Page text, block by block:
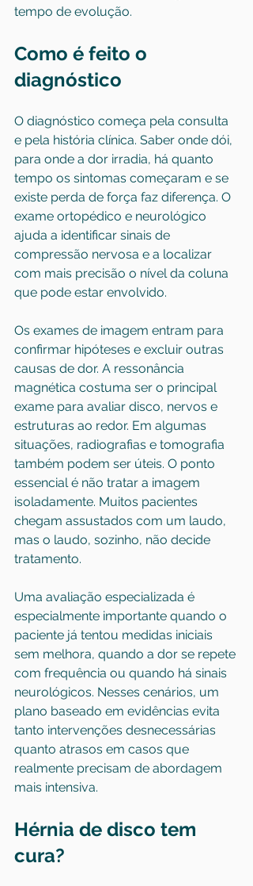
tempo de evolução.
Como é feito o
diagnóstico
O diagnóstico começa pela consulta
e pela história clínica. Saber onde dói,
para onde a dor irradia, há quanto
tempo os sintomas começaram e se
existe perda de força faz diferença. O
exame ortopédico e neurológico
ajuda a identificar sinais de
compressão nervosa e a localizar
com mais precisão o nível da coluna
que pode estar envolvido.
Os exames de imagem entram para
confirmar hipóteses e excluir outras
causas de dor. A ressonância
magnética costuma ser o principal
exame para avaliar disco, nervos e
estruturas ao redor. Em algumas
situações, radiografias e tomografia
também podem ser úteis. O ponto
essencial é não tratar a imagem
isoladamente. Muitos pacientes
chegam assustados com um laudo,
mas o laudo, sozinho, não decide
tratamento.
Uma avaliação especializada é
especialmente importante quando o
paciente já tentou medidas iniciais
sem melhora, quando a dor se repete
com frequência ou quando há sinais
neurológicos. Nesses cenários, um
plano baseado em evidências evita
tanto intervenções desnecessárias
quanto atrasos em casos que
realmente precisam de abordagem
mais intensiva.
Hérnia de disco tem
cura?